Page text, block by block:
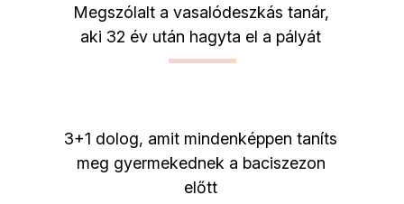
Megszólalt a vasalódeszkás tanár,
aki 32 év után hagyta el a pályát
3+1 dolog, amit mindenképpen taníts
meg gyermekednek a baciszezon
előtt